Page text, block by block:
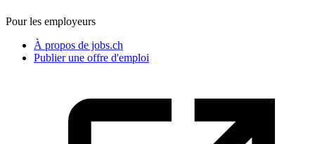
Pour les employeurs
À propos de jobs.ch
Publier une offre d'emploi